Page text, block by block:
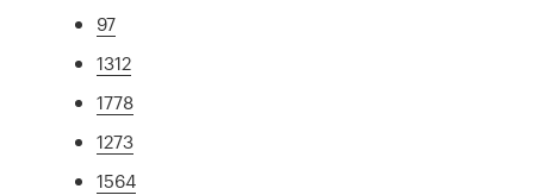
97
1312
1778
1273
1564